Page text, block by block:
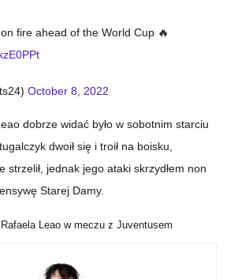
fire ahead of the World Cup 🔥
October 8, 2022
dobrze widać było w sobotnim starciu
dwoił się i troił na boisku,
strzelił, jednak jego ataki skrzydłem non
Starej Damy.
Leao w meczu z Juventusem